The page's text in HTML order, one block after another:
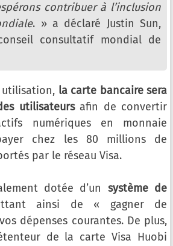
contribuer à l’inclusion
. » a déclaré Justin Sun,
consultatif mondial de
utilisation, la carte bancaire sera
utilisateursafin de convertir
numériques en monnaie
chez les 80 millions de
par le réseau Visa.
dotée d’un système de
ainsi de « gagner de
dépenses courantes. De plus,
de la carte Visa Huobi